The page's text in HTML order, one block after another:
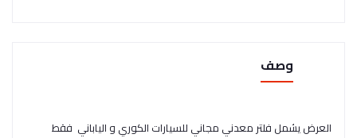
وصف
العرض يشمل فلتر معدني مجاني للسيارات الكوري و الياباني فقط